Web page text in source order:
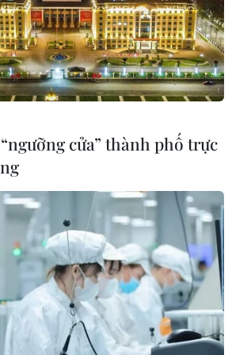
nhóm 5 quốc gia
qua Thái Lan
Lạp mong muốn
quan hệ với
kết tình hữu
cửa” thành phố trực